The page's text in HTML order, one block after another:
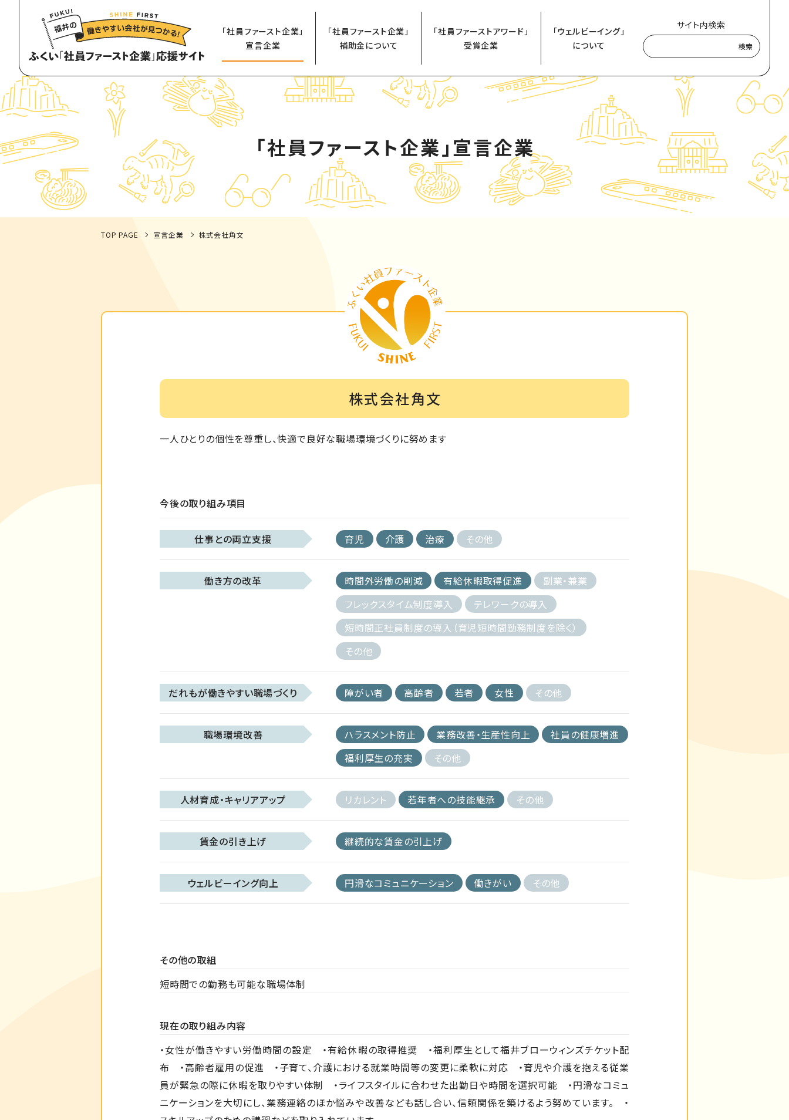
「社員ファースト企業」
宣言企業
「社員ファースト企業」
補助金について
「社員ファーストアワード」
受賞企業
「ウェルビーイング」
について
サイト内検索
検索
「社員ファースト企業」宣言企業
TOP PAGE 宣言企業 株式会社角文
株式会社角文
一人ひとりの個性を尊重し、快適で良好な職場環境づくりに努めます
今後の取り組み項目
仕事との両立支援 育児 介護 治療 その他
働き方の改革 時間外労働の削減 有給休暇取得促進
副業・兼業
フレックスタイム制度導入
テレワークの導入
短時間正社員制度の導入（育児短時間勤務制度を除く）
その他
だれもが働きやすい職場づくり 障がい者 高齢者 若者 女性 その他
職場環境改善 ハラスメント防止 業務改善・生産性向上
社員の健康増進
福利厚生の充実
その他
人材育成・キャリアアップ リカレント 若年者への技能継承 その他
賃金の引き上げ 継続的な賃金の引上げ
ウェルビーイング向上 円滑なコミュニケーション 働きがい その他
その他の取組
短時間での勤務も可能な職場体制
現在の取り組み内容
・女性が働きやすい労働時間の設定 ・有給休暇の取得推奨 ・福利厚生として福井ブローウィンズチケット配
布 ・高齢者雇用の促進 ・子育て、介護における就業時間等の変更に柔軟に対応 ・育児や介護を抱える従業
員が緊急の際に休暇を取りやすい体制 ・ライフスタイルに合わせた出勤日や時間を選択可能 ・円滑なコミュ
ニケーションを大切にし、業務連絡のほか悩みや改善なども話し合い、信頼関係を築けるよう努めています。 ・